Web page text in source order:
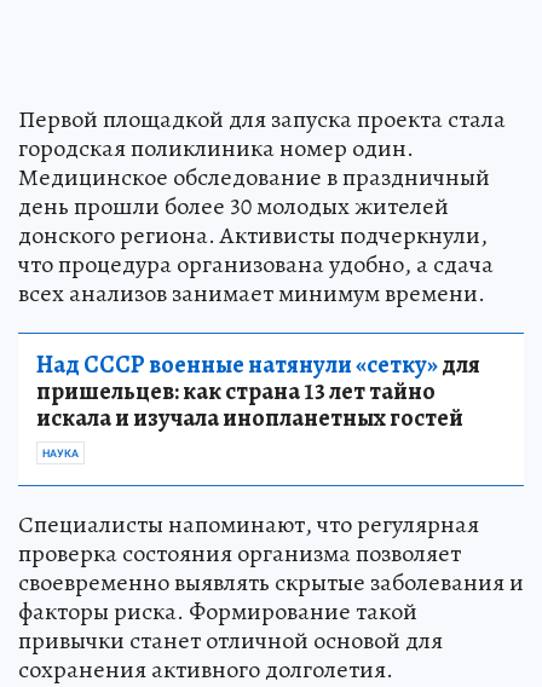
Первой площадкой для запуска проекта стала
городская поликлиника номер один.
Медицинское обследование в праздничный
день прошли более 30 молодых жителей
донского региона. Активисты подчеркнули,
что процедура организована удобно, а сдача
всех анализов занимает минимум времени.
Над СССР военные натянули «сетку»для
пришельцев: как страна 13 лет тайно
искала и изучала инопланетных гостей
НАУКА
Специалисты напоминают, что регулярная
проверка состояния организма позволяет
своевременно выявлять скрытые заболевания и
факторы риска. Формирование такой
привычки станет отличной основой для
сохранения активного долголетия.